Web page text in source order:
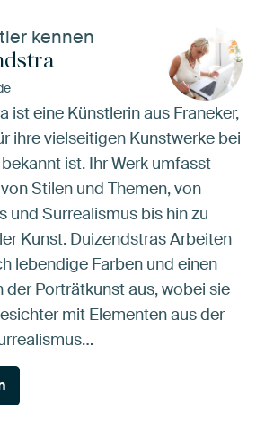
kennen
ist eine Künstlerin aus Franeker,
ihre vielseitigen Kunstwerke bei
ist. Ihr Werk umfasst
Stilen und Themen, von
und Surrealismus bis hin zu
Kunst. Duizendstras Arbeiten
lebendige Farben und einen
der Porträtkunst aus, wobei sie
mit Elementen aus der